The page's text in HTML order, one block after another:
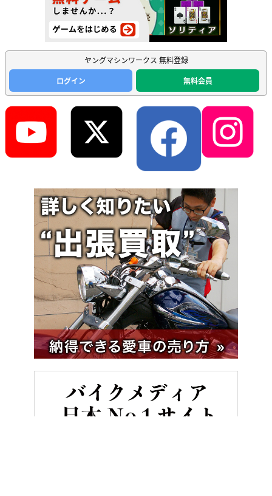
ヤングマシンワークス 無料登録
ログイン
無料会員